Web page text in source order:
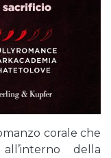
corale che
della